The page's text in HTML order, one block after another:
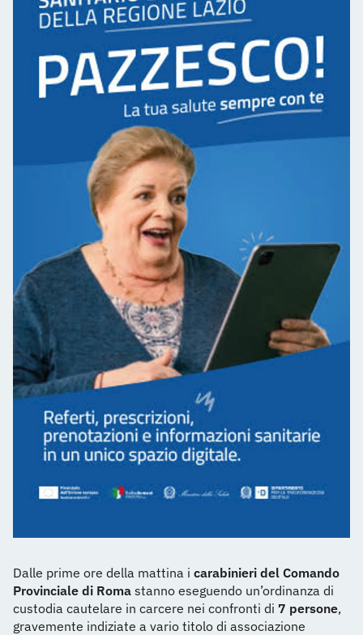
Dalle prime ore della mattina i carabinieri del Comando
Provinciale di Roma stanno eseguendo un’ordinanza di
custodia cautelare in carcere nei confronti di 7 persone,
gravemente indiziate a vario titolo di associazione